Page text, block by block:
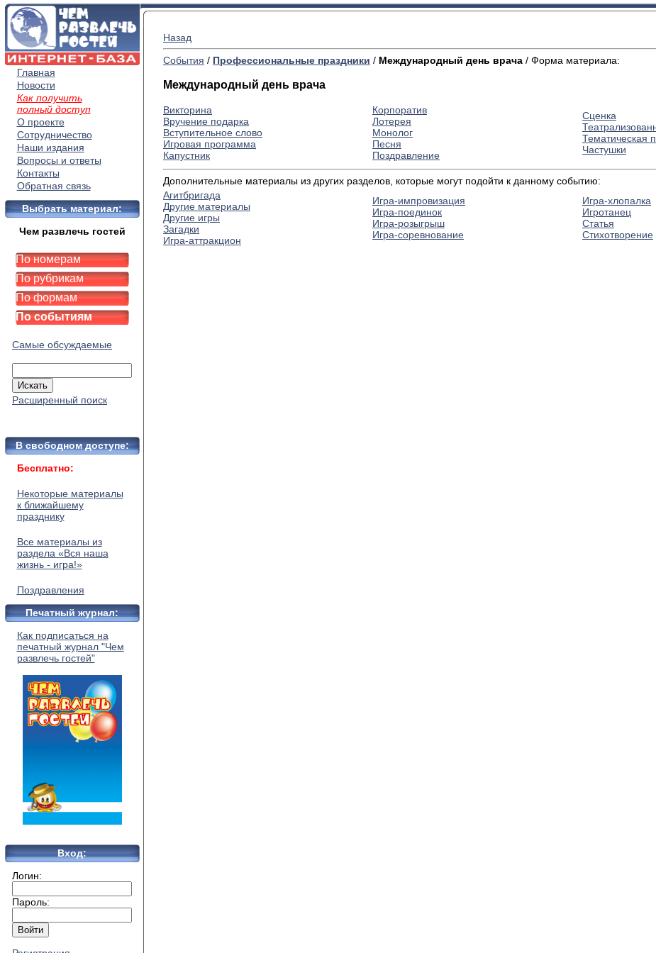
Главная
Новости
Как получить
полный доступ
О проекте
Сотрудничество
Наши издания
Вопросы и ответы
Контакты
Обратная связь
Выбрать материал:
Чем развлечь гостей
По номерам
По рубрикам
По формам
По событиям
Самые обсуждаемые
Расширенный поиск
В свободном доступе:
Бесплатно:
Некоторые материалы
к ближайшему
празднику
Все материалы из
раздела «Вся наша
жизнь - игра!»
Поздравления
Печатный журнал:
Как подписаться на
печатный журнал "Чем
развлечь гостей"
Вход:
Логин:
Пароль:
Назад
События / Профессиональные праздники / Международный день врача / Форма материала:
Международный день врача
Викторина
Вручение подарка
Вступительное слово
Игровая программа
Капустник
Корпоратив
Лотерея
Монолог
Песня
Поздравление
Сценка
Тематическая
Частушки
Дополнительные материалы из других разделов, которые могут подойти к данному событию:
Агитбригада
Другие материалы
Другие игры
Загадки
Игра-аттракцион
Игра-импровизация
Игра-поединок
Игра-розыгрыш
Игра-соревнование
Игра-хлопалка
Игротанец
Статья
Стихотворение